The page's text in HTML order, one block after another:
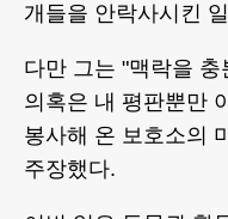
개들을 안락사시킨
다만 그는 "맥락을
의혹은 내 평판뿐만
봉사해 온 보호소의
주장했다.